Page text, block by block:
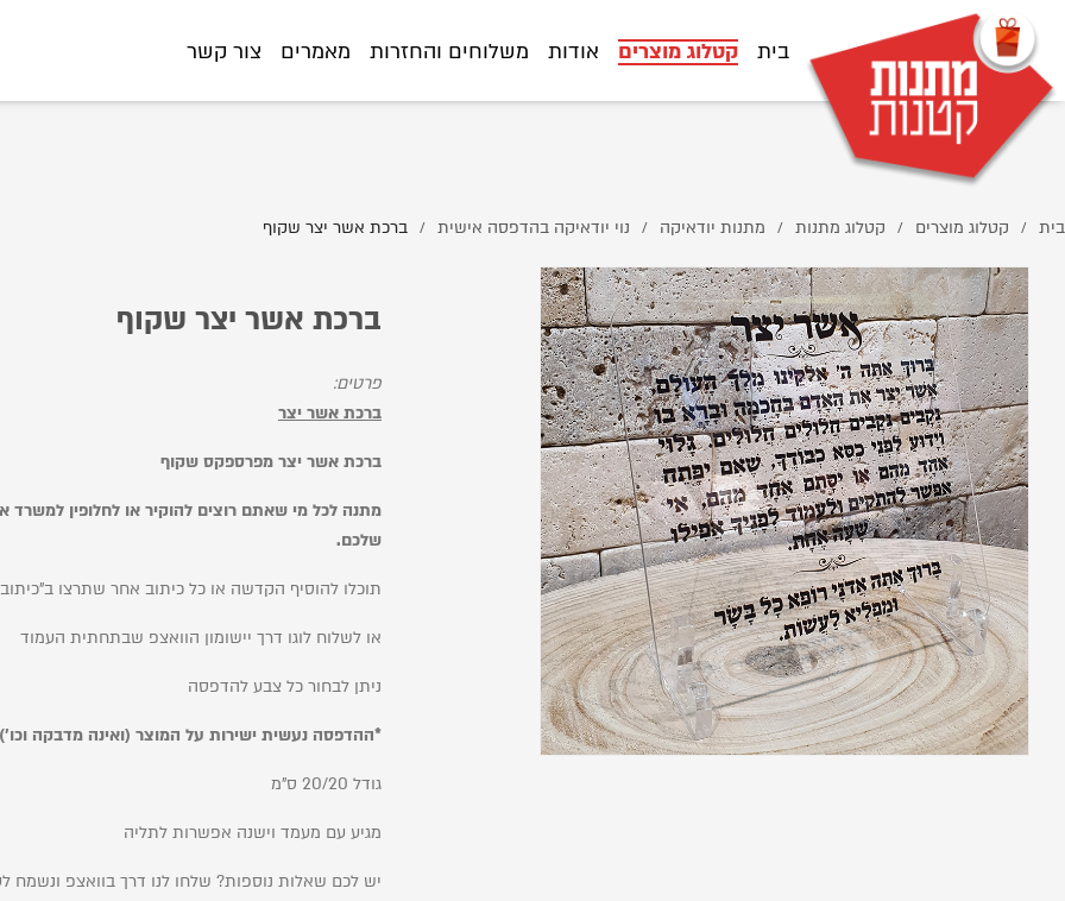
%D7%91%D7%A8%D7%9B%D7%AA-%D7%90%D7%A9%D7%A8-%D7%99%D7%A6%D7%A8-%D7%A9%D7%A7%D7%95%D7%A3/
בית קטלוג מוצרים אודות משלוחים והחזרות מאמרים צור קשר
בית / קטלוג מוצרים / קטלוג מתנות / מתנות יודאיקה / נוי יודאיקה בהדפסה אישית / ברכת אשר יצר שקוף
ברכת אשר יצר שקוף
פרטים:
ברכת אשר יצר
ברכת אשר יצר מפרספקס שקוף
מתנה לכל מי שאתם רוצים להוקיר או לחלופין למשרד
שלכם.
תוכלו להוסיף הקדשה או כל כיתוב אחר שתרצו
או לשלוח לוגו דרך יישומון הוואצפ שבתחתית העמוד
ניתן לבחור כל צבע להדפסה
*ההדפסה נעשית ישירות על המוצר (ואינה מדבקה וכו')
גודל 20/20 ס"מ
מגיע עם מעמד וישנה אפשרות לתליה
יש לכם שאלות נוספות? שלחו לנו דרך בוואצפ ונשמח